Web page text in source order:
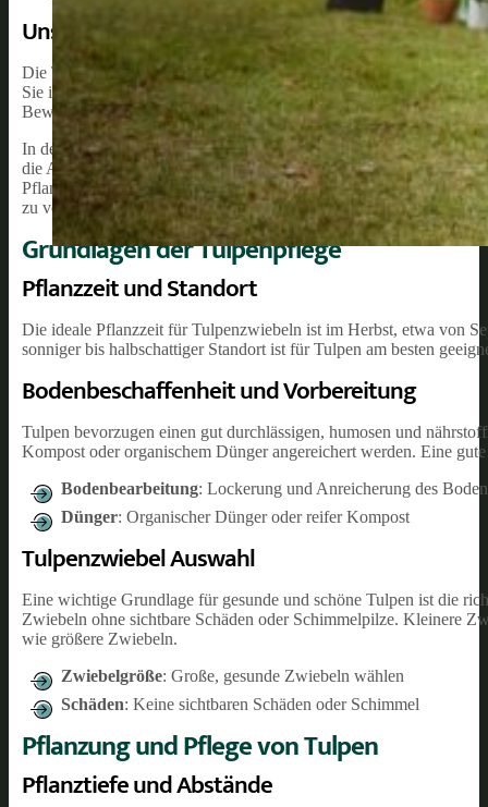
Unsere Empfehlung:
Die Tulpe ist eine winterharte Pflanze, die in einer Vielzahl von
Sie ist pflegeleicht und kann sowohl im Beet als auch im Topf
Bewässerungsstrategie tragen wesentlich dazu bei, dass die
In den folgenden Abschnitten des Artikels erläutern wir sowohl
die Auswahl des richtigen Standorts, die Auswahl der passenden
Pflanzenpflege, Schädlingsbekämpfung und Vermehrung, um
zu vermitteln.
Grundlagen der Tulpenpflege
Pflanzzeit und Standort
Die ideale Pflanzzeit für Tulpenzwiebeln ist im Herbst, etwa von
sonniger bis halbschattiger Standort ist für Tulpen am besten
Bodenbeschaffenheit und Vorbereitung
Tulpen bevorzugen einen gut durchlässigen, humosen und
Kompost oder organischem Dünger angereichert werden. Eine
Bodenbearbeitung: Lockerung und Anreicherung des
Dünger: Organischer Dünger oder reifer Kompost
Tulpenzwiebel Auswahl
Eine wichtige Grundlage für gesunde und schöne Tulpen ist die
Zwiebeln ohne sichtbare Schäden oder Schimmelpilze. Kleinere
wie größere Zwiebeln.
Zwiebelgröße: Große, gesunde Zwiebeln wählen
Schäden: Keine sichtbaren Schäden oder Schimmel
Pflanzung und Pflege von Tulpen
Pflanztiefe und Abstände